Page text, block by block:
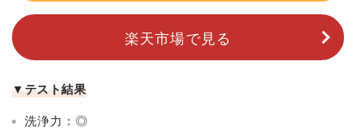
楽天市場で見る
▼テスト結果
洗浄力：◎